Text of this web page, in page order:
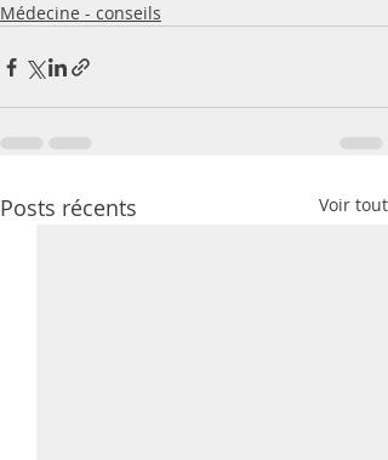
Médecine - conseils
Posts récents Voir tout